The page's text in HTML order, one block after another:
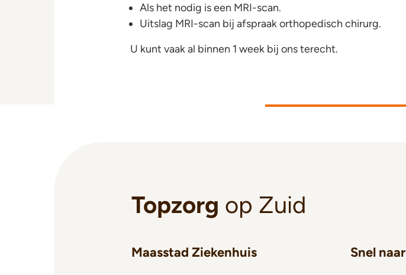
Als het nodig is een MRI-scan.
Uitslag MRI-scan bij afspraak orthopedisch chirurg.
U kunt vaak al binnen 1 week bij ons terecht.
Topzorg op Zuid
Maasstad Ziekenhuis Snel naar